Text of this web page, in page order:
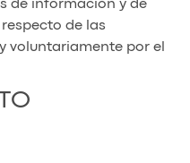
de información y de
de las
voluntariamente por el